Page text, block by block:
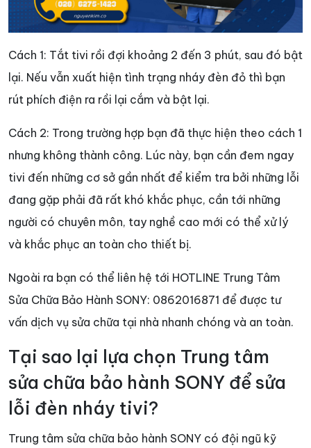
Cách 1: Tắt tivi rồi đợi khoảng 2 đến 3 phút, sau đó bật
lại. Nếu vẫn xuất hiện tình trạng nháy đèn đỏ thì bạn
rút phích điện ra rồi lại cắm và bật lại.
Cách 2: Trong trường hợp bạn đã thực hiện theo cách 1
nhưng không thành công. Lúc này, bạn cần đem ngay
tivi đến những cơ sở gần nhất để kiểm tra bởi những lỗi
đang gặp phải đã rất khó khắc phục, cần tới những
người có chuyên môn, tay nghề cao mới có thể xử lý
và khắc phục an toàn cho thiết bị.
Ngoài ra bạn có thể liên hệ tới HOTLINE Trung Tâm
Sửa Chữa Bảo Hành SONY: 0862016871 để được tư
vấn dịch vụ sửa chữa tại nhà nhanh chóng và an toàn.
Tại sao lại lựa chọn Trung tâm
sửa chữa bảo hành SONY để sửa
lỗi đèn nháy tivi?
Trung tâm sửa chữa bảo hành SONY có đội ngũ kỹ